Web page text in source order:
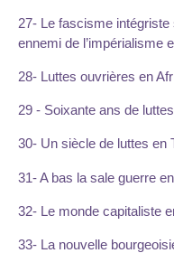
27- Le fascisme intégriste
ennemi de l’impérialisme
28- Luttes ouvrières en
29 - Soixante ans de
30- Un siècle de luttes en
31- A bas la sale guerre
32- Le monde capitaliste
33- La nouvelle